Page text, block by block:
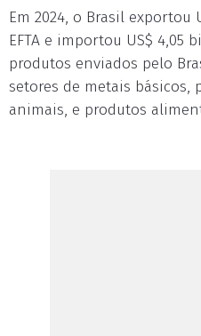
Em 2024, o Brasil exportou
EFTA e importou US$ 4,05
produtos enviados pelo
setores de metais básicos,
animais, e produtos